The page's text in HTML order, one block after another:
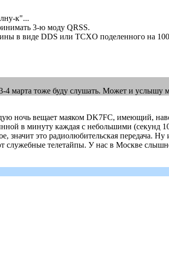
к"...
3-ю моду QRSS.
в виде DDS или TCXO поделенного на
4 марта тоже буду слушать. Может и услышу
ночь вещает маяком DK7FC, имеющий,
в минуту каждая с небольшими (секунд
значит это радиолюбительская передача.
служебные телетайпы. У нас в Москве